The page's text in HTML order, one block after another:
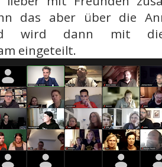
das aber über die
wird dann mit
eingeteilt.